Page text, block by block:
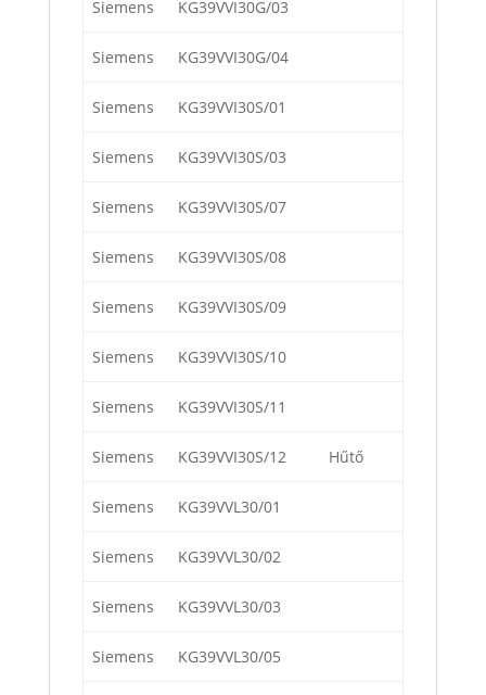
Siemens KG39VVI30G/03
Siemens KG39VVI30G/04
Siemens KG39VVI30S/01
Siemens KG39VVI30S/03
Siemens KG39VVI30S/07
Siemens KG39VVI30S/08
Siemens KG39VVI30S/09
Siemens KG39VVI30S/10
Siemens KG39VVI30S/11
Siemens KG39VVI30S/12 Hűtő
Siemens KG39VVL30/01
Siemens KG39VVL30/02
Siemens KG39VVL30/03
Siemens KG39VVL30/05